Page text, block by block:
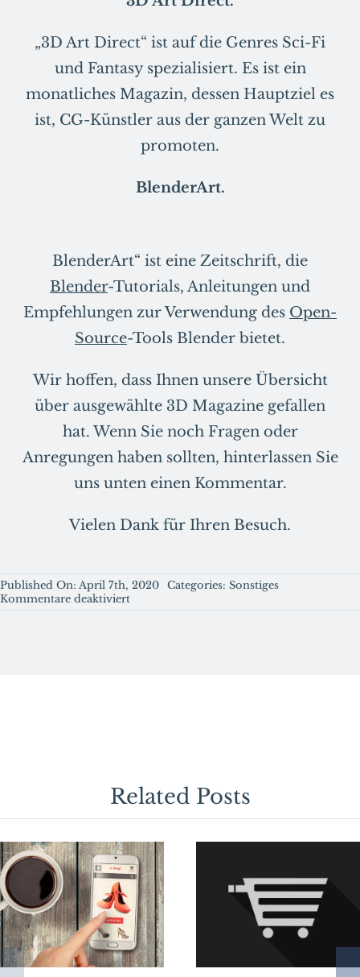
„3D Art Direct“ ist auf die Genres Sci-Fi
und Fantasy spezialisiert. Es ist ein
monatliches Magazin, dessen Hauptziel es
ist, CG-Künstler aus der ganzen Welt zu
promoten.
BlenderArt.
BlenderArt“ ist eine Zeitschrift, die
Blender-Tutorials, Anleitungen und
Empfehlungen zur Verwendung des Open-
Source-Tools Blender bietet.
Wir hoffen, dass Ihnen unsere Übersicht
über ausgewählte 3D Magazine gefallen
hat. Wenn Sie noch Fragen oder
Anregungen haben sollten, hinterlassen Sie
uns unten einen Kommentar.
Vielen Dank für Ihren Besuch.
Published On: April 7th, 2020 Categories: Sonstiges
Kommentare deaktiviertfür
Related Posts